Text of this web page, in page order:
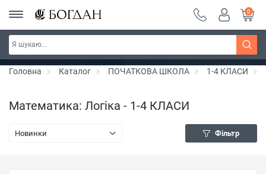
Серія "Вандербікери" ~ знижка 25%
0
Головна Каталог ПОЧАТКОВА ШКОЛА 1-4 КЛАСИ
Математика: Логіка - 1-4 КЛАСИ
Новинки Фільтр